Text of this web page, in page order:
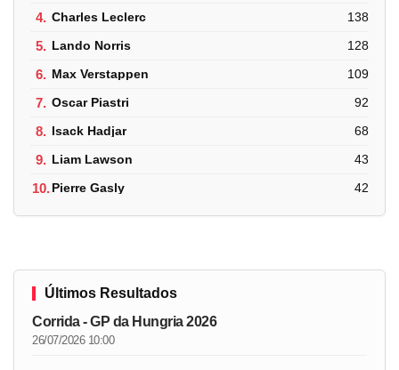
4. Charles Leclerc 138
5. Lando Norris 128
6. Max Verstappen 109
7. Oscar Piastri 92
8. Isack Hadjar 68
9. Liam Lawson 43
10.Pierre Gasly 42
Últimos Resultados
Corrida - GP da Hungria 2026
26/07/2026 10:00